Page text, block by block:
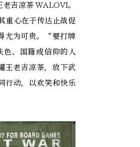
吉凉茶 WALOVI。
重心在于传达止战促
尤为可贵。“要打牌
、国籍或信仰的人
老吉凉茶，放下武
行动，以欢笑和快乐